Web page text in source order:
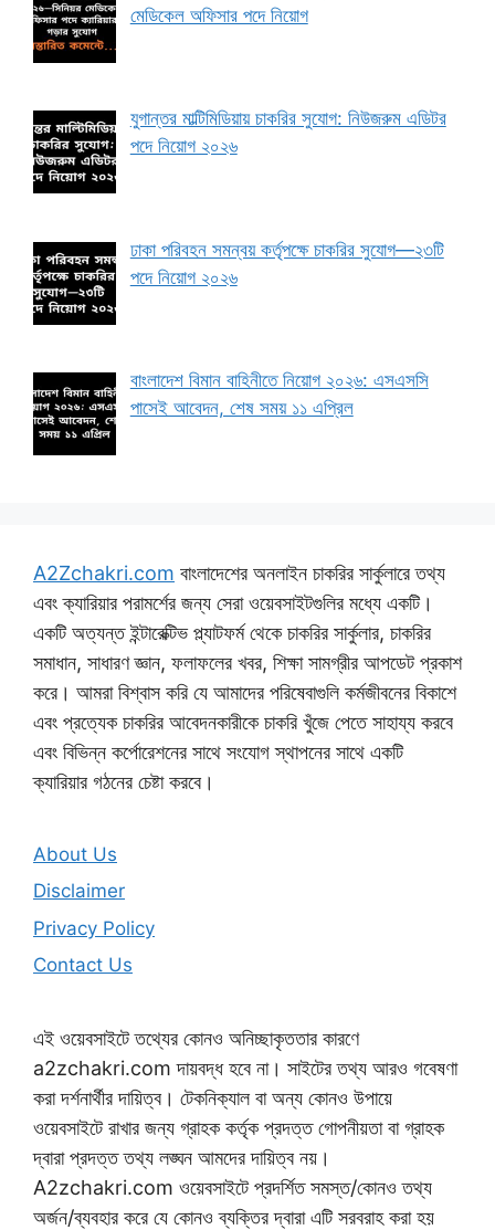
মেডিকেল অফিসার পদে নিয়োগ
যুগান্তর মাল্টিমিডিয়ায় চাকরির সুযোগ: নিউজরুম এডিটর
পদে নিয়োগ ২০২৬
ঢাকা পরিবহন সমন্বয় কর্তৃপক্ষে চাকরির সুযোগ—২৩টি
পদে নিয়োগ ২০২৬
বাংলাদেশ বিমান বাহিনীতে নিয়োগ ২০২৬: এসএসসি
পাসেই আবেদন, শেষ সময় ১১ এপ্রিল
A2Zchakri.com বাংলাদেশের অনলাইন চাকরির সার্কুলারে তথ্য
এবং ক্যারিয়ার পরামর্শের জন্য সেরা ওয়েবসাইটগুলির মধ্যে একটি।
একটি অত্যন্ত ইন্টারেক্টিভ প্ল্যাটফর্ম থেকে চাকরির সার্কুলার, চাকরির
সমাধান, সাধারণ জ্ঞান, ফলাফলের খবর, শিক্ষা সামগ্রীর আপডেট প্রকাশ
করে। আমরা বিশ্বাস করি যে আমাদের পরিষেবাগুলি কর্মজীবনের বিকাশে
এবং প্রত্যেক চাকরির আবেদনকারীকে চাকরি খুঁজে পেতে সাহায্য করবে
এবং বিভিন্ন কর্পোরেশনের সাথে সংযোগ স্থাপনের সাথে একটি
ক্যারিয়ার গঠনের চেষ্টা করবে।
About Us
Disclaimer
Privacy Policy
Contact Us
এই ওয়েবসাইটে তথ্যের কোনও অনিচ্ছাকৃততার কারণে
a2zchakri.com দায়বদ্ধ হবে না। সাইটের তথ্য আরও গবেষণা
করা দর্শনার্থীর দায়িত্ব। টেকনিক্যাল বা অন্য কোনও উপায়ে
ওয়েবসাইটে রাখার জন্য গ্রাহক কর্তৃক প্রদত্ত গোপনীয়তা বা গ্রাহক
দ্বারা প্রদত্ত তথ্য লঙ্ঘন আমদের দায়িত্ব নয়।
A2zchakri.com ওয়েবসাইটে প্রদর্শিত সমস্ত/কোনও তথ্য
অর্জন/ব্যবহার করে যে কোনও ব্যক্তির দ্বারা এটি সরবরাহ করা হয়